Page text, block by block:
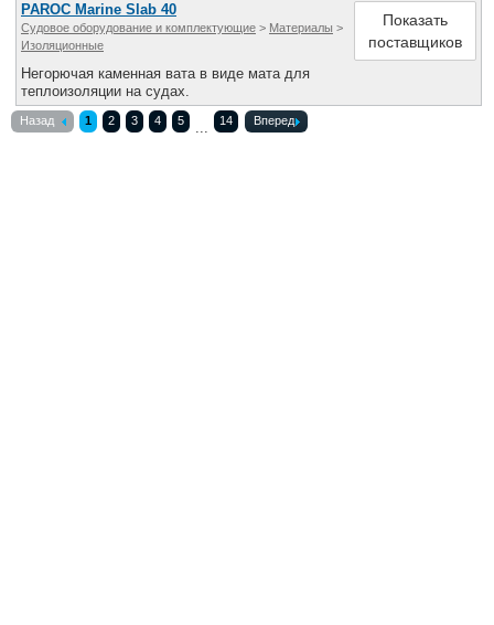
PAROC Marine Slab 40
Судовое оборудование и комплектующие > Материалы >
Изоляционные
Негорючая каменная вата в виде мата для
теплоизоляции на судах.
Показать
поставщиков
Назад 1 2 3 4 5 ... 14 Вперед